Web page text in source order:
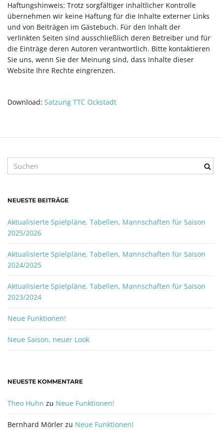
N
i
a
Haftungshinweis: Trotz sorgfältiger inhaltlicher Kontrolle
übernehmen wir keine Haftung für die Inhalte externer Links
und von Beiträgen im Gästebuch. Für den Inhalt der
verlinkten Seiten sind ausschließlich deren Betreiber und für
die Einträge deren Autoren verantwortlich. Bitte kontaktieren
Sie uns, wenn Sie der Meinung sind, dass Inhalte dieser
Website Ihre Rechte eingrenzen.
Download: Satzung TTC Ockstadt
u
b
g
r
f
f
.
NEUESTE BEITRÄGE
Aktualisierte Spielpläne, Tabellen, Mannschaften für Saison
2025/2026
Aktualisierte Spielpläne, Tabellen, Mannschaften für Saison
2024/2025
Aktualisierte Spielpläne, Tabellen, Mannschaften für Saison
2023/2024
Neue Funktionen!
Neue Saison, neuer Look
NEUESTE KOMMENTARE
Theo Huhn zu Neue Funktionen!
Bernhard Mörler zu Neue Funktionen!